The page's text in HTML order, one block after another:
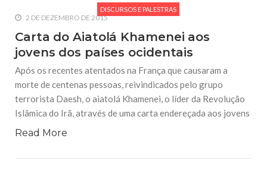
DISCURSOS E PALESTRAS
2 DE DEZEMBRO DE 2015
Carta do Aiatolá Khamenei aos
jovens dos países ocidentais
Após os recentes atentados na França que causaram a
morte de centenas pessoas, reivindicados pelo grupo
terrorista Daesh, o aiatolá Khamenei, o líder da Revolução
Islâmica do Irã, através de uma carta endereçada aos jovens
Read More